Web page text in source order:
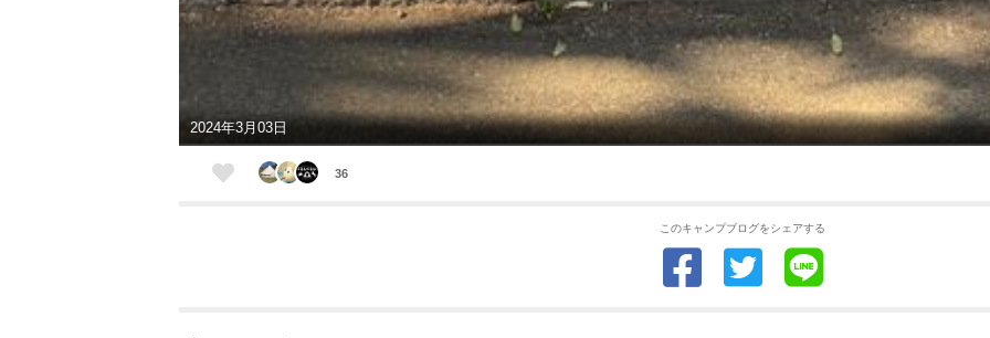
2024年3月03日
36
このキャンプブログをシェアする